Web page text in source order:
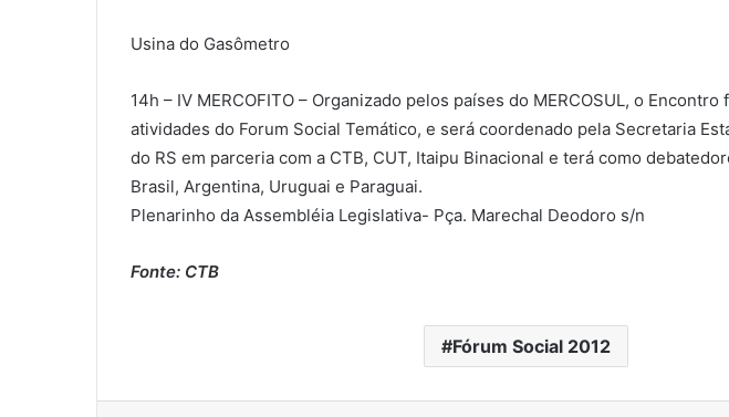
Usina do Gasômetro
14h – IV MERCOFITO – Organizado pelos países do MERCOSUL, o
atividades do Forum Social Temático, e será coordenado pela Secretaria
do RS em parceria com a CTB, CUT, Itaipu Binacional e terá como
Brasil, Argentina, Uruguai e Paraguai.
Plenarinho da Assembléia Legislativa- Pça. Marechal Deodoro s/n
Fonte: CTB
Fórum Social 2012